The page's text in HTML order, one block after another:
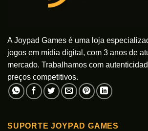
A Joypad Games é uma loja
jogos em mídia digital, com 3 anos de
mercado. Trabalhamos com
preços competitivos.
SUPORTE JOYPAD GAMES